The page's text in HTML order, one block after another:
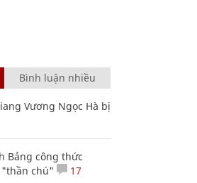
Bình luận nhiều
Vương Ngọc Hà bị
Bảng công thức
chú"
17